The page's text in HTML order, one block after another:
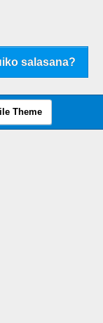
salasana?
Theme